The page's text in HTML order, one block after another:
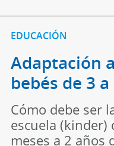
EDUCACIÓN
Adaptación
bebés de 3
Cómo debe ser
escuela (kinder)
meses a 2 años